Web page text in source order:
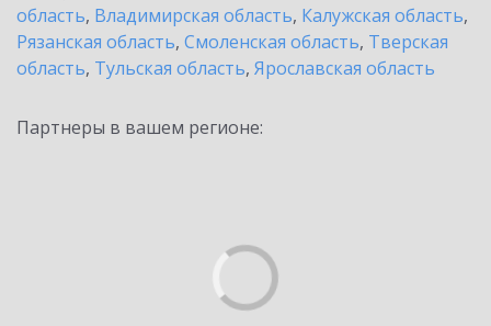
область, Владимирская область, Калужская область,
Рязанская область, Смоленская область, Тверская
область, Тульская область, Ярославская область
Партнеры в вашем регионе: